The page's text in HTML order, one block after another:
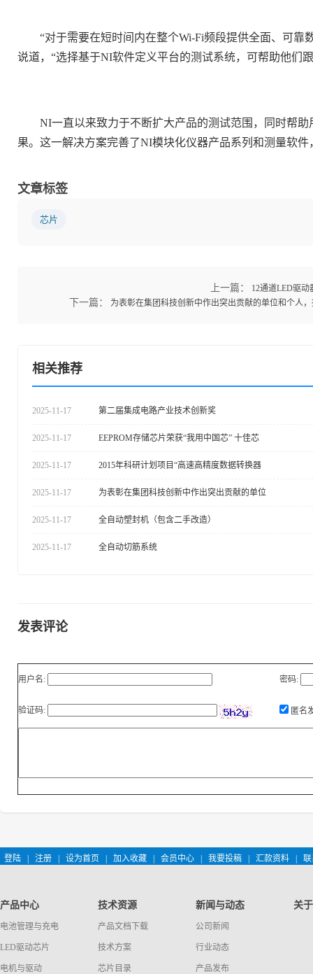
“对于需要在短时间内在整个Wi-Fi频段提供全面、可靠
说道，“选择基于NI软件定义平台的测试系统，可帮助他们
NI一直以来致力于不断扩大产品的测试范围，同时帮
果。这一解决方案完善了NI模块化仪器产品系列和测量软
文章标签
芯片
上一篇： 12通道LED驱
下一篇： 为表彰在集团科技创新中作出突出贡献的单位和个人
相关推荐
2025-11-17 第二届集成电路产业技术创新奖
2025-11-17 EEPROM存储芯片荣获“我用中国芯” 十佳芯
2025-11-17 2015年科研计划项目“高速高精度数据转换器
2025-11-17 为表彰在集团科技创新中作出突出贡献的单位
2025-11-17 全自动塑封机（包含二手改造）
2025-11-17 全自动切筋系统
发表评论
用户名: 密码:
验证码: 匿名
登陆 注册 设为首页 加入收藏 会员中心 我要投稿 汇款资料
产品中心
电池管理与充电
LED驱动芯片
电机与驱动
技术资源
产品文档下载
技术方案
芯片目录
新闻与动态
公司新闻
行业动态
产品发布
关